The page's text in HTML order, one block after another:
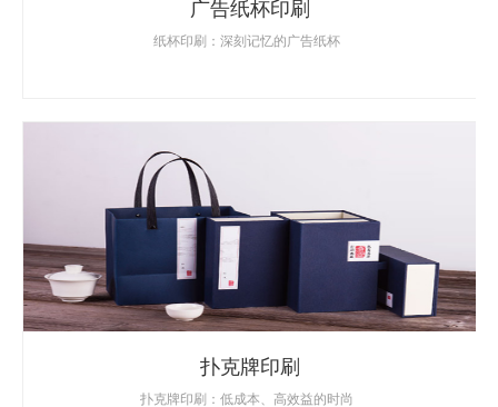
广告纸杯印刷
纸杯印刷：深刻记忆的广告纸杯
扑克牌印刷
扑克牌印刷：低成本、高效益的时尚